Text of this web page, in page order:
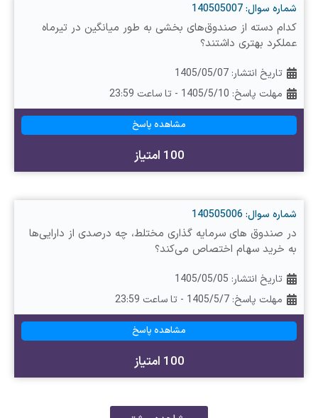
شماره سوال: 140505007
کدام دسته از صندوق‌های بخشی به طور میانگین در تیرماه
عملکرد بهتری داشتند؟
تاریخ انتشار: 1405/05/07
مهلت پاسخ: 1405/5/10 - تا ساعت 23:59
مشاهده پاسخ
100 امتیاز
شماره سوال: 140505006
در صندوق‌ های سرمایه‌ گذاری مختلط، چه درصدی از دارایی‌ها
به خرید سهام اختصاص می‌کند؟
تاریخ انتشار: 1405/05/05
مهلت پاسخ: 1405/5/7 - تا ساعت 23:59
مشاهده پاسخ
100 امتیاز